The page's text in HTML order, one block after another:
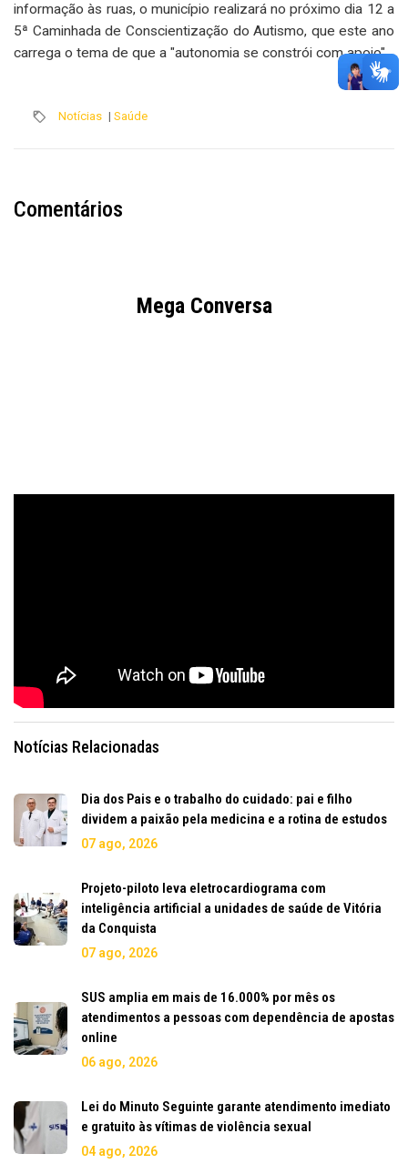
informação às ruas, o município realizará no próximo dia 12 a
5ª Caminhada de Conscientização do Autismo, que este ano
carrega o tema de que a "autonomia se constrói com apoio".
Notícias | Saúde
Comentários
Mega Conversa
Notícias Relacionadas
Dia dos Pais e o trabalho do cuidado: pai e filho
dividem a paixão pela medicina e a rotina de estudos
07 ago, 2026
Projeto-piloto leva eletrocardiograma com
inteligência artificial a unidades de saúde de Vitória
da Conquista
07 ago, 2026
SUS amplia em mais de 16.000% por mês os
atendimentos a pessoas com dependência de apostas
online
06 ago, 2026
Lei do Minuto Seguinte garante atendimento imediato
e gratuito às vítimas de violência sexual
04 ago, 2026